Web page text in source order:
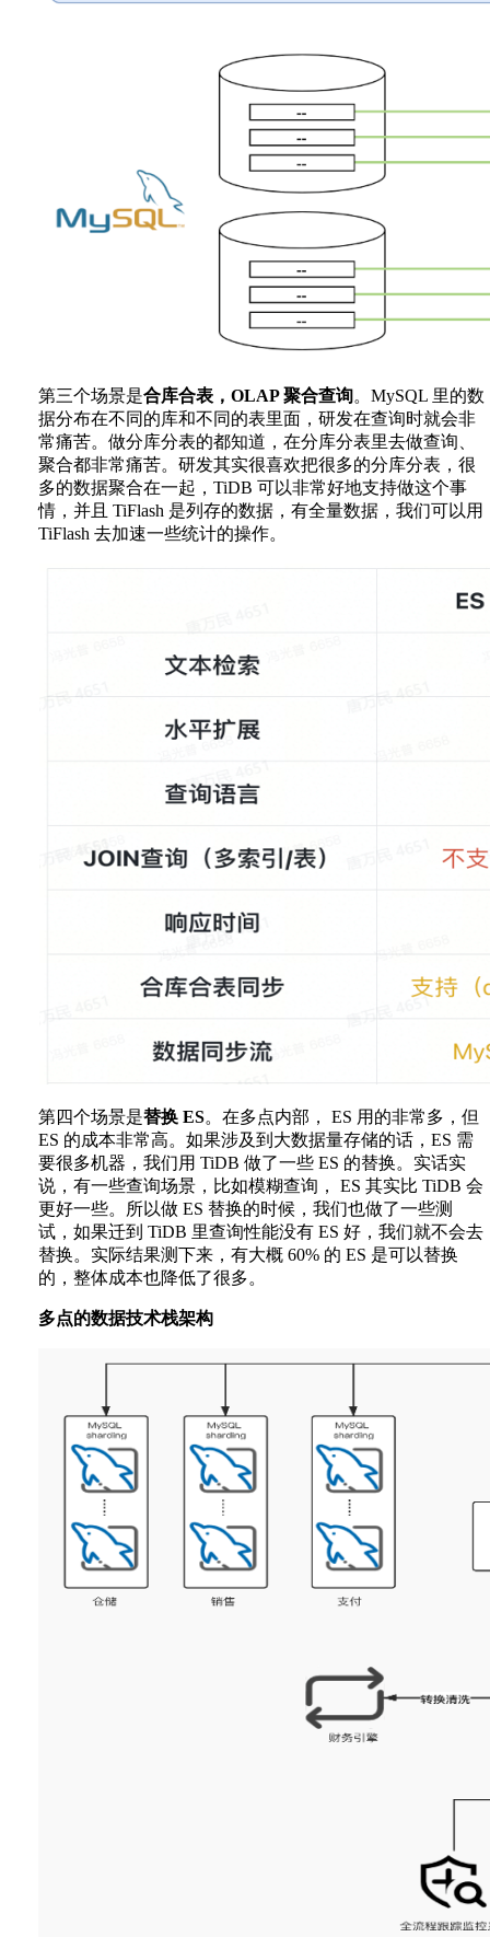
第三个场景是合库合表，OLAP 聚合查询。MySQL 里的数
据分布在不同的库和不同的表里面，研发在查询时就会非
常痛苦。做分库分表的都知道，在分库分表里去做查询、
聚合都非常痛苦。研发其实很喜欢把很多的分库分表，很
多的数据聚合在一起，TiDB 可以非常好地支持做这个事
情，并且 TiFlash 是列存的数据，有全量数据，我们可以用
TiFlash 去加速一些统计的操作。
第四个场景是替换 ES。在多点内部， ES 用的非常多，但
ES 的成本非常高。如果涉及到大数据量存储的话，ES 需
要很多机器，我们用 TiDB 做了一些 ES 的替换。实话实
说，有一些查询场景，比如模糊查询， ES 其实比 TiDB 会
更好一些。所以做 ES 替换的时候，我们也做了一些测
试，如果迁到 TiDB 里查询性能没有 ES 好，我们就不会去
替换。实际结果测下来，有大概 60% 的 ES 是可以替换
的，整体成本也降低了很多。
多点的数据技术栈架构